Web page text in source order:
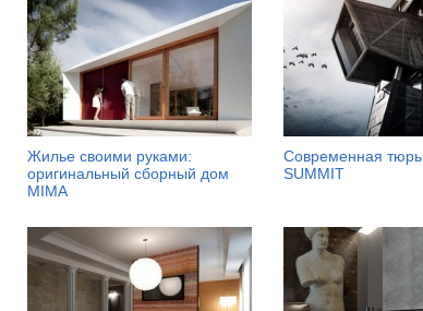
Жилье своими руками:
оригинальный сборный дом
MIMA
Современная
SUMMIT